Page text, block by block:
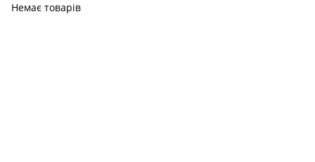
Немає товарів